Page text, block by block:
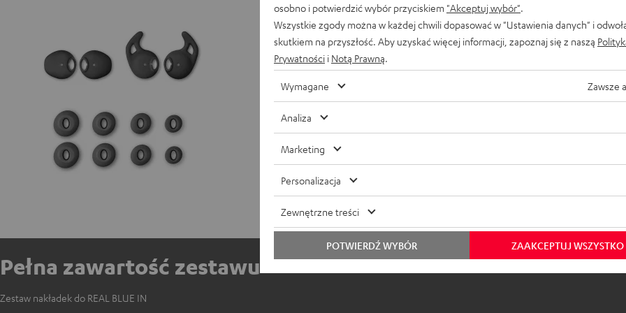
Pełna zawartość zestawu
Zestaw nakładek do REAL BLUE IN
osobno i potwierdzić wybór przyciskiem "Akceptuj wybór"
Wszystkie zgody można w każdej chwili dopasować w "Ustawienia danych" i
skutkiem na przyszłość. Aby uzyskać więcej informacji, zapoznaj się z naszą
Prywatności i Notą Prawną
Wymagane Zawsze
Analiza
Marketing
Personalizacja
Zewnętrzne treści
ZAAKCEPTUJ WSZYSTKO
POTWIERDŹ WYBÓR